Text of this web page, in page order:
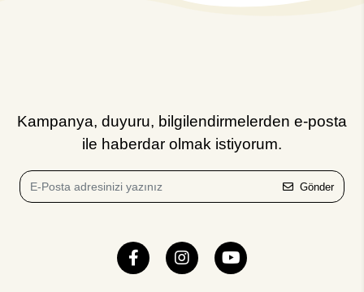
Kampanya, duyuru, bilgilendirmelerden e-posta
ile haberdar olmak istiyorum.
Gönder